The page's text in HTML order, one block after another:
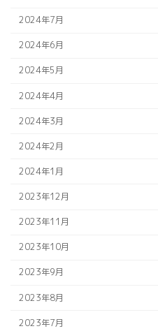
2024年7月
2024年6月
2024年5月
2024年4月
2024年3月
2024年2月
2024年1月
2023年12月
2023年11月
2023年10月
2023年9月
2023年8月
2023年7月